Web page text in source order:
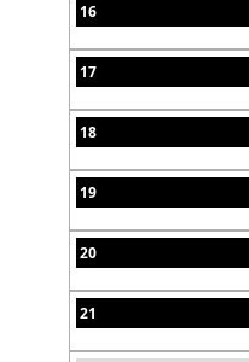
16
17
18
19
20
21